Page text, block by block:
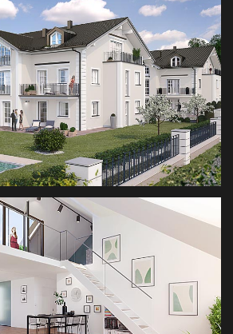
HARTHAUSERSTR.
WOHNPARK CHIEMSEE